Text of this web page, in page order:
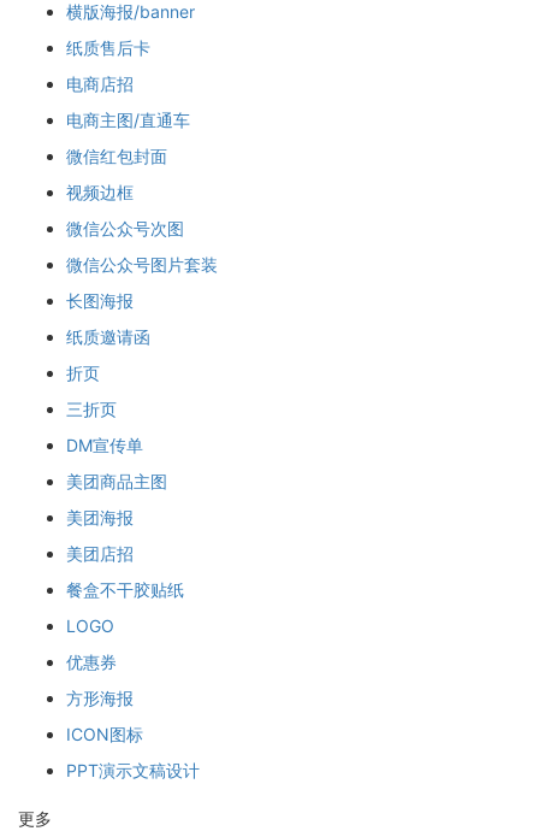
横版海报/banner
纸质售后卡
电商店招
电商主图/直通车
微信红包封面
视频边框
微信公众号次图
微信公众号图片套装
长图海报
纸质邀请函
折页
三折页
DM宣传单
美团商品主图
美团海报
美团店招
餐盒不干胶贴纸
LOGO
优惠券
方形海报
ICON图标
PPT演示文稿设计
更多